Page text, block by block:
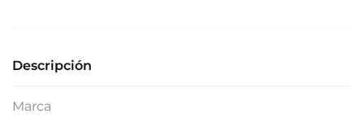
d
r
Descripción
Marca